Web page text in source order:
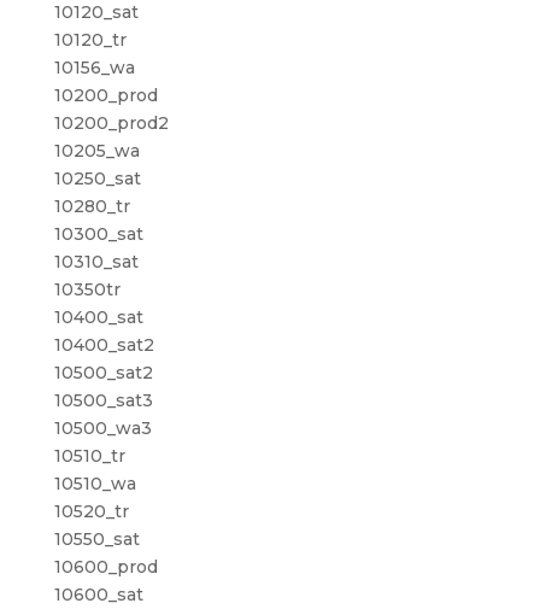
10120_sat
10120_tr
10156_wa
10200_prod
10200_prod2
10205_wa
10250_sat
10280_tr
10300_sat
10310_sat
10350tr
10400_sat
10400_sat2
10500_sat2
10500_sat3
10500_wa3
10510_tr
10510_wa
10520_tr
10550_sat
10600_prod
10600_sat